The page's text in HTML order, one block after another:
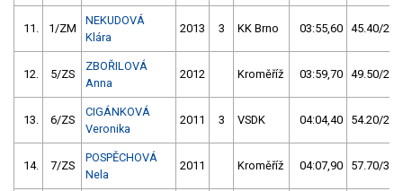
11. 1/ZM
NEKUDOVÁ
Klára
2013 3 KK Brno 03:55,60 45.40/
12. 5/ZS
ZBOŘILOVÁ
Anna
2012 Kroměříž 03:59,70 49.50/
13. 6/ZS
CIGÁNKOVÁ
Veronika
2011 3 VSDK 04:04,40 54.20/
14. 7/ZS
POSPĚCHOVÁ
Nela
2011 Kroměříž 04:07,90 57.70/